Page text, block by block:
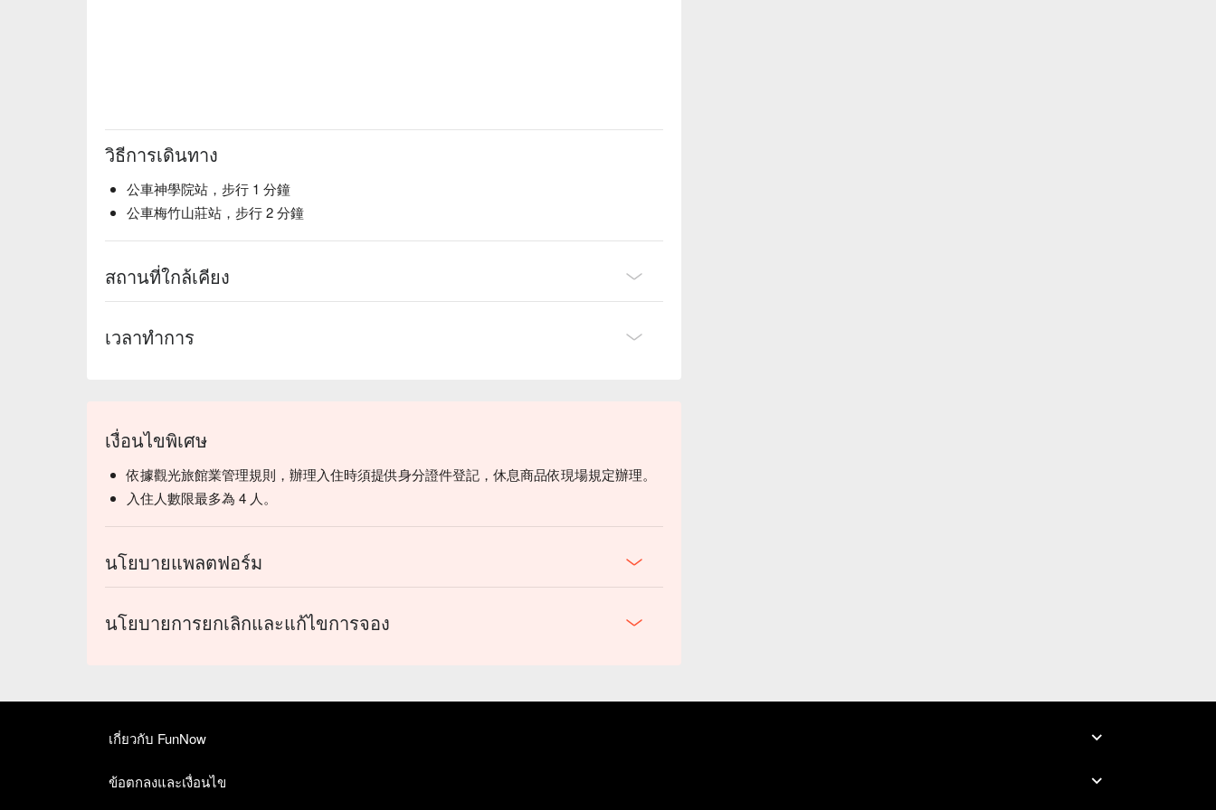
วิธีการเดินทาง
公車神學院站，步行 1 分鐘
公車梅竹山莊站，步行 2 分鐘
สถานที่ใกล้เคียง
เวลาทำการ
เงื่อนไขพิเศษ
依據觀光旅館業管理規則，辦理入住時須提供身分證件登記，休息商品依現場規定辦理。
入住人數限最多為 4 人。
นโยบายแพลตฟอร์ม
นโยบายการยกเลิกและแก้ไขการจอง
เกี่ยวกับ FunNow
ข้อตกลงและเงื่อนไข